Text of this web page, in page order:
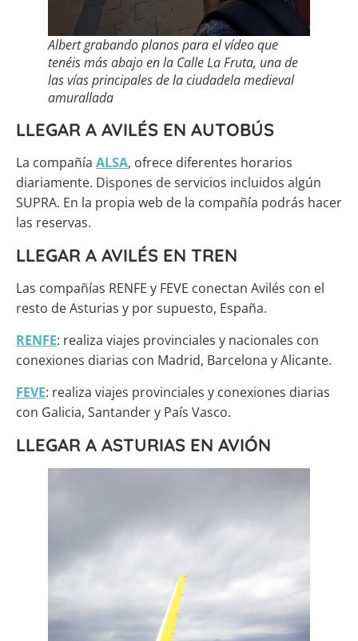
Albert grabando planos para el vídeo que
tenéis más abajo en la Calle La Fruta, una de
las vías principales de la ciudadela medieval
amurallada
LLEGAR A AVILÉS EN AUTOBÚS
La compañía ALSA, ofrece diferentes horarios
diariamente. Dispones de servicios incluidos algún
SUPRA. En la propia web de la compañía podrás hacer
las reservas.
LLEGAR A AVILÉS EN TREN
Las compañías RENFE y FEVE conectan Avilés con el
resto de Asturias y por supuesto, España.
RENFE: realiza viajes provinciales y nacionales con
conexiones diarias con Madrid, Barcelona y Alicante.
FEVE: realiza viajes provinciales y conexiones diarias
con Galicia, Santander y País Vasco.
LLEGAR A ASTURIAS EN AVIÓN